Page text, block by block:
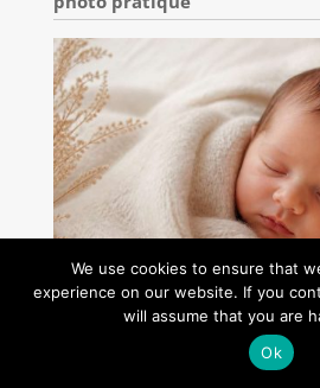
Réussir ses photos de
We use cookies to ensure that
experience on our website. If you
will assume that you are
Ok